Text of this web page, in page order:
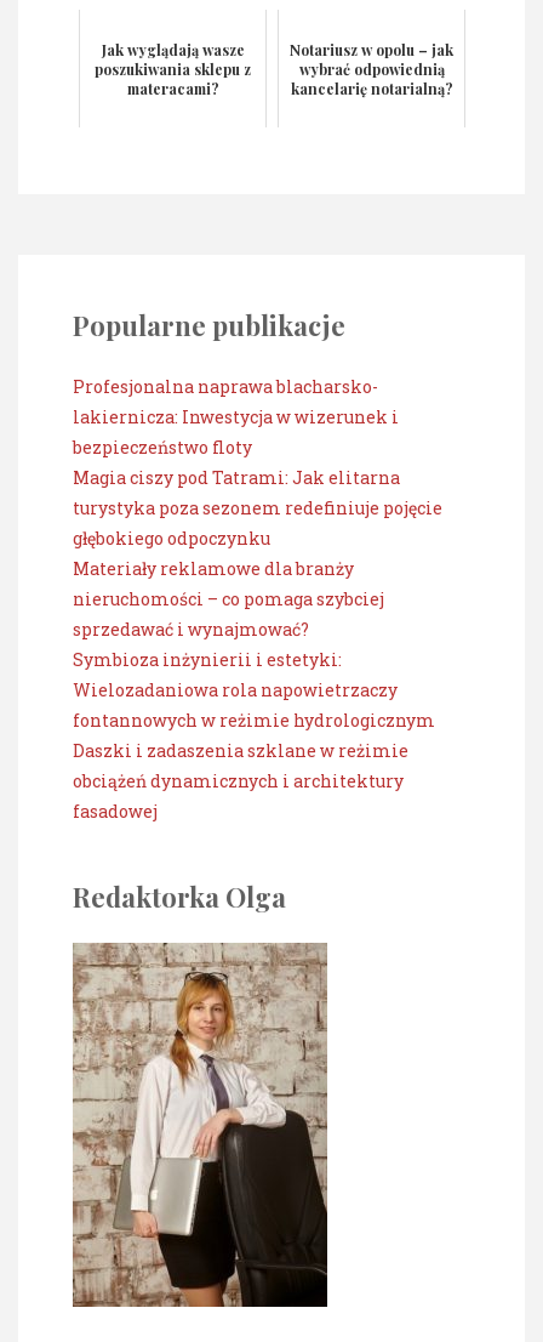
Jak wyglądają wasze
poszukiwania sklepu z
materacami?
Notariusz w opolu – jak
wybrać odpowiednią
kancelarię notarialną?
Popularne publikacje
Profesjonalna naprawa blacharsko-
lakiernicza: Inwestycja w wizerunek i
bezpieczeństwo floty
Magia ciszy pod Tatrami: Jak elitarna
turystyka poza sezonem redefiniuje pojęcie
głębokiego odpoczynku
Materiały reklamowe dla branży
nieruchomości – co pomaga szybciej
sprzedawać i wynajmować?
Symbioza inżynierii i estetyki:
Wielozadaniowa rola napowietrzaczy
fontannowych w reżimie hydrologicznym
Daszki i zadaszenia szklane w reżimie
obciążeń dynamicznych i architektury
fasadowej
Redaktorka Olga